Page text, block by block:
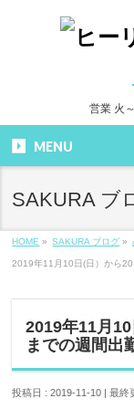
営業 火
MENU
SAKURA ブ
HOME » SAKURA ブログ »
2019年11月10日(日）から
2019年11月
までの週間出
投稿日 : 2019-11-10 最終